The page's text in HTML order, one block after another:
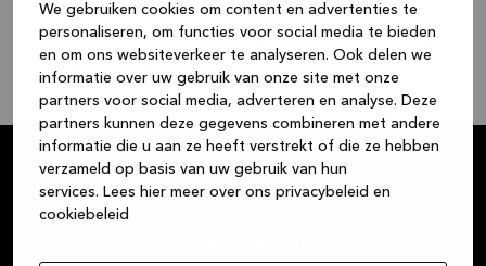
We gebruiken cookies om content en advertenties te
personaliseren, om functies voor social media te bieden
en om ons websiteverkeer te analyseren. Ook delen we
informatie over uw gebruik van onze site met onze
partners voor social media, adverteren en analyse. Deze
partners kunnen deze gegevens combineren met andere
informatie die u aan ze heeft verstrekt of die ze hebben
verzameld op basis van uw gebruik van hun
services. Lees hier meer over ons privacybeleid en
cookiebeleid
dagelijkse benodigdheden, badkamerladen zijn
een sleutelcomponent in het optimaliseren van
je badkameromgeving.